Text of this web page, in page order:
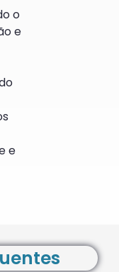
o
e
e